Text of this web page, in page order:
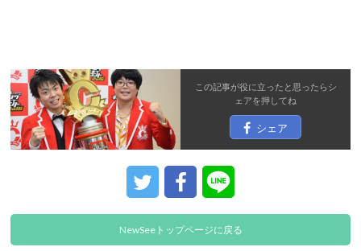
この記事が役に立ったと思ったらシ
ェアを押してね
シェア
NewSeeトップページに戻る